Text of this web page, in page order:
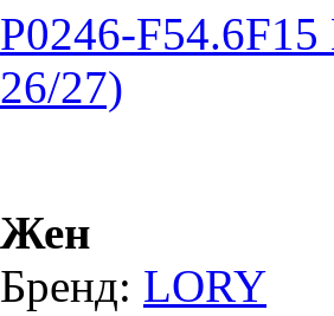
P0246-
26/27)
Жен
Бренд: LORY